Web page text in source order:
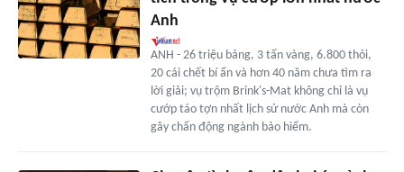
Anh
ANH - 26 triệu bảng, 3 tấn vàng, 6.800 thỏi,
20 cái chết bí ẩn và hơn 40 năm chưa tìm ra
lời giải; vụ trộm Brink's-Mat không chỉ là vụ
cướp táo tợn nhất lịch sử nước Anh mà còn
gây chấn động ngành bảo hiểm.